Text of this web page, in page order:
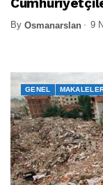
By Osmanarslan 9
GENEL